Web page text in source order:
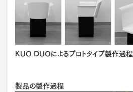
KUO DUOによるプロトタイプ製作過程
製品の製作過程